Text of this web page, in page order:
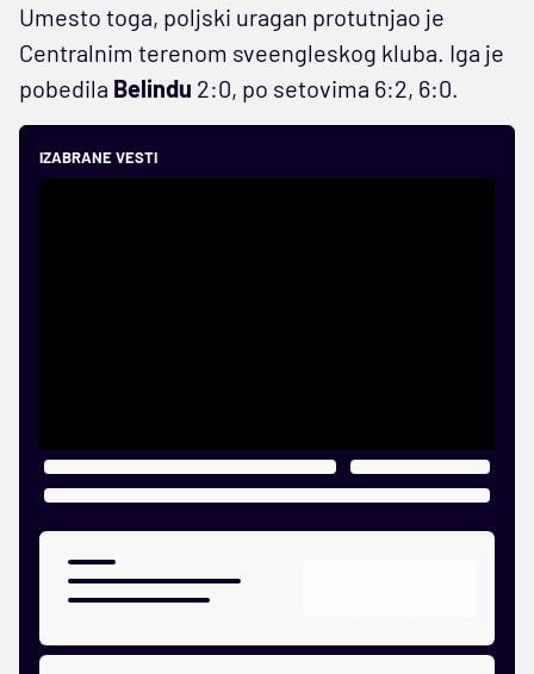
Umesto toga, poljski uragan protutnjao je
Centralnim terenom sveengleskog kluba. Iga je
pobedila Belindu 2:0, po setovima 6:2, 6:0.
IZABRANE VESTI